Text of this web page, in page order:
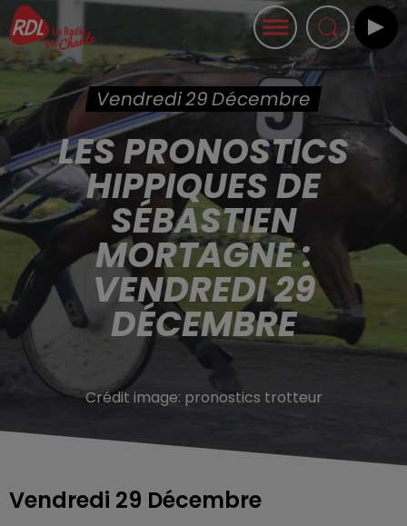
Vendredi 29 Décembre
LES PRONOSTICS
HIPPIQUES DE
SÉBASTIEN
MORTAGNE :
VENDREDI 29
DÉCEMBRE
Crédit image: pronostics trotteur
Vendredi 29 Décembre